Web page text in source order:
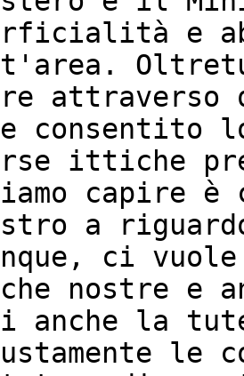
e
consentito
ittiche
capire
a
ci
nostre e
anche la
le